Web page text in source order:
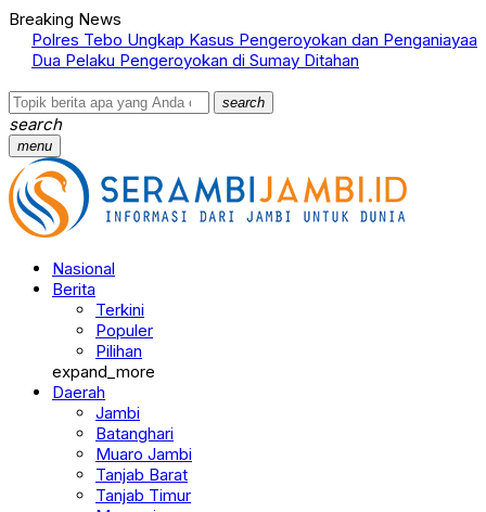
Breaking News
Polres Tebo Ungkap Kasus Pengeroyokan dan Penganiayaan,
Dua Pelaku Pengeroyokan di Sumay Ditahan
search
search
menu
Nasional
Berita
Terkini
Populer
Pilihan
expand_more
Daerah
Jambi
Batanghari
Muaro Jambi
Tanjab Barat
Tanjab Timur